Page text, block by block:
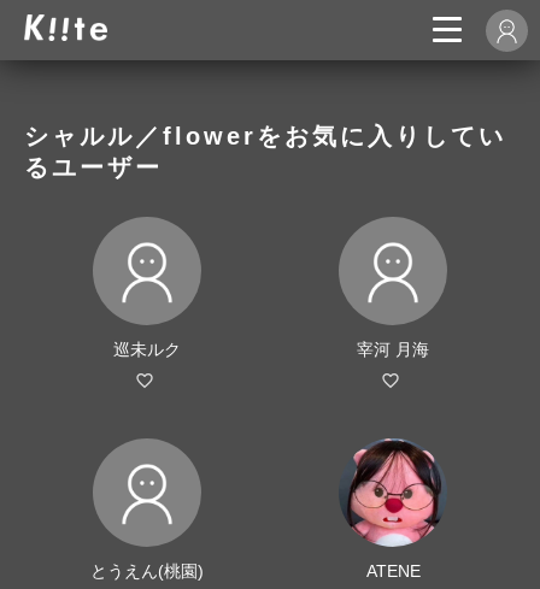
シャルル／flowerをお気に入りしてい
るユーザー
巡未ルク 宰河 月海
とうえん(桃園) ATENE